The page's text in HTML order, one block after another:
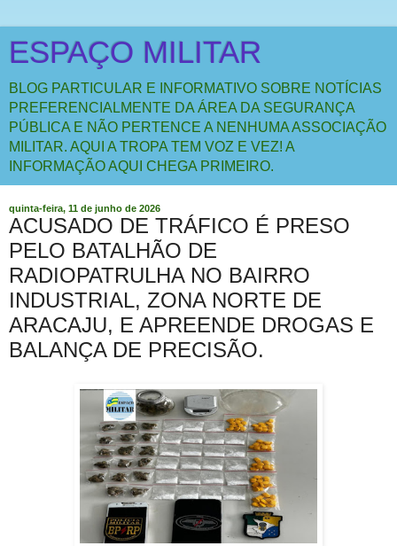
ESPAÇO MILITAR
BLOG PARTICULAR E INFORMATIVO SOBRE NOTÍCIAS
PREFERENCIALMENTE DA ÁREA DA SEGURANÇA
PÚBLICA E NÃO PERTENCE A NENHUMA ASSOCIAÇÃO
MILITAR. AQUI A TROPA TEM VOZ E VEZ! A
INFORMAÇÃO AQUI CHEGA PRIMEIRO.
quinta-feira, 11 de junho de 2026
ACUSADO DE TRÁFICO É PRESO
PELO BATALHÃO DE
RADIOPATRULHA NO BAIRRO
INDUSTRIAL, ZONA NORTE DE
ARACAJU, E APREENDE DROGAS E
BALANÇA DE PRECISÃO.